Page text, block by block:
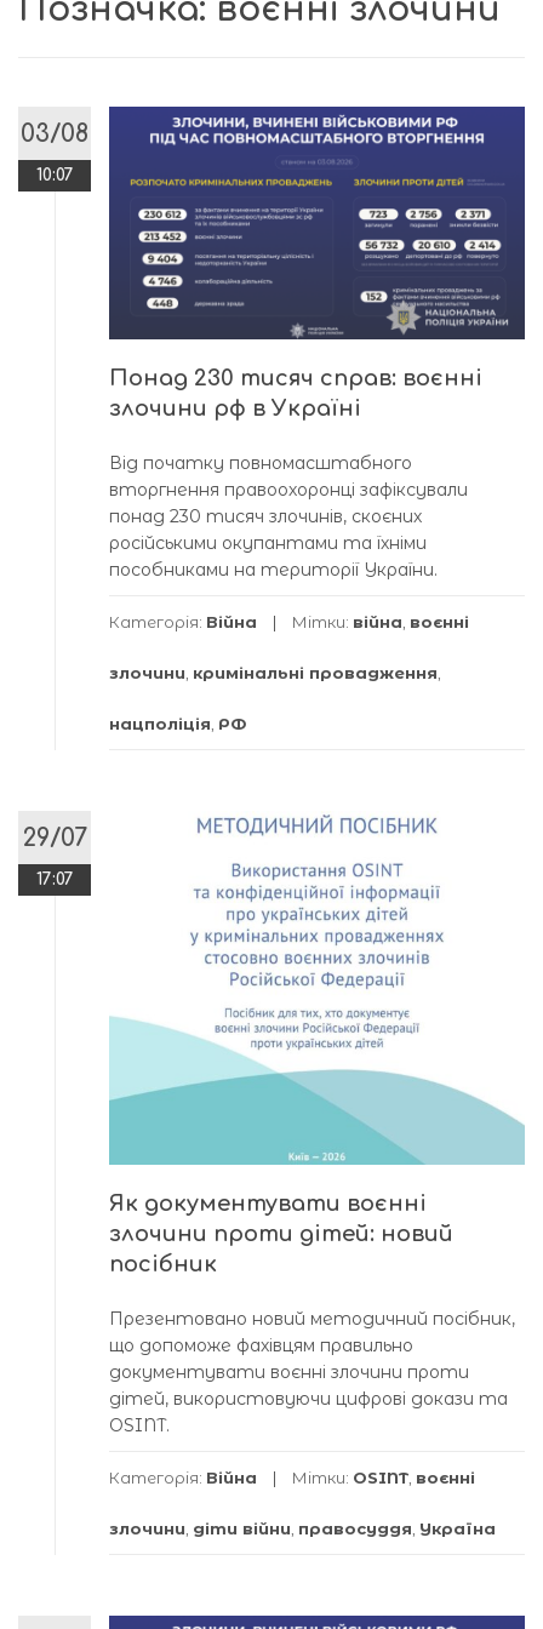
Позначка: воєнні злочини
03/08
10:07
Понад 230 тисяч справ: воєнні
злочини рф в Україні
Від початку повномасштабного
вторгнення правоохоронці зафіксували
понад 230 тисяч злочинів, скоєних
російськими окупантами та їхніми
пособниками на території України.
Категорія: Війна Мітки: війна воєнні
злочини кримінальні провадження
нацполіція РФ
29/07
17:07
Як документувати воєнні
злочини проти дітей: новий
посібник
Презентовано новий методичний посібник,
що допоможе фахівцям правильно
документувати воєнні злочини проти
дітей, використовуючи цифрові докази та
OSINT.
Категорія: Війна Мітки: OSINT воєнні
злочини діти війни правосуддя Україна